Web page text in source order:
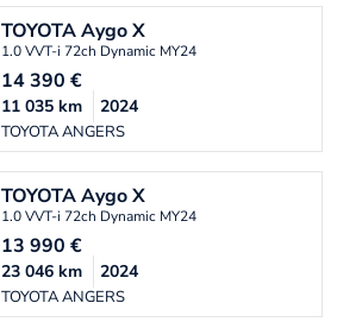
TOYOTAAygo X
1.0 VVT-i 72ch Dynamic MY24
14 390 €
TOYOTA ANGERS
11 035 km 2024
TOYOTAAygo X
1.0 VVT-i 72ch Dynamic MY24
13 990 €
TOYOTA ANGERS
23 046 km 2024